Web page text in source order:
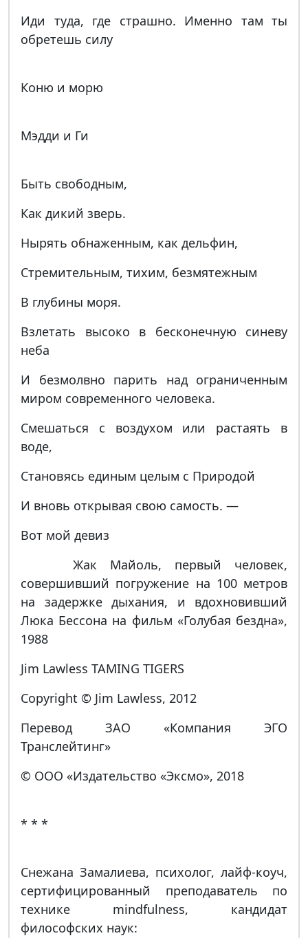
Иди туда, где страшно. Именно там ты
обретешь силу
Коню и морю
Мэдди и Ги
Быть свободным,
Как дикий зверь.
Нырять обнаженным, как дельфин,
Стремительным, тихим, безмятежным
В глубины моря.
Взлетать высоко в бесконечную синеву
неба
И безмолвно парить над ограниченным
миром современного человека.
Смешаться с воздухом или растаять в
воде,
Становясь единым целым с Природой
И вновь открывая свою самость. —
Вот мой девиз
Жак Майоль, первый человек,
совершивший погружение на 100 метров
на задержке дыхания, и вдохновивший
Люка Бессона на фильм «Голубая бездна»,
1988
Jim Lawless TAMING TIGERS
Copyright © Jim Lawless, 2012
Перевод ЗАО «Компания ЭГО
Транслейтинг»
© ООО «Издательство «Эксмо», 2018
* * *
Снежана Замалиева, психолог, лайф-коуч,
сертифицированный преподаватель по
технике mindfulness, кандидат
философских наук: